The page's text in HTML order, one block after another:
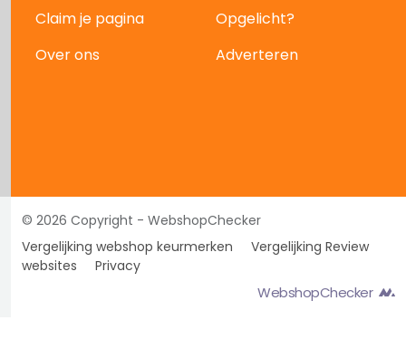
Claim je pagina
Opgelicht?
Over ons
Adverteren
© 2026 Copyright - WebshopChecker
Vergelijking webshop keurmerken
Vergelijking Review
websites
Privacy
WebshopChecker